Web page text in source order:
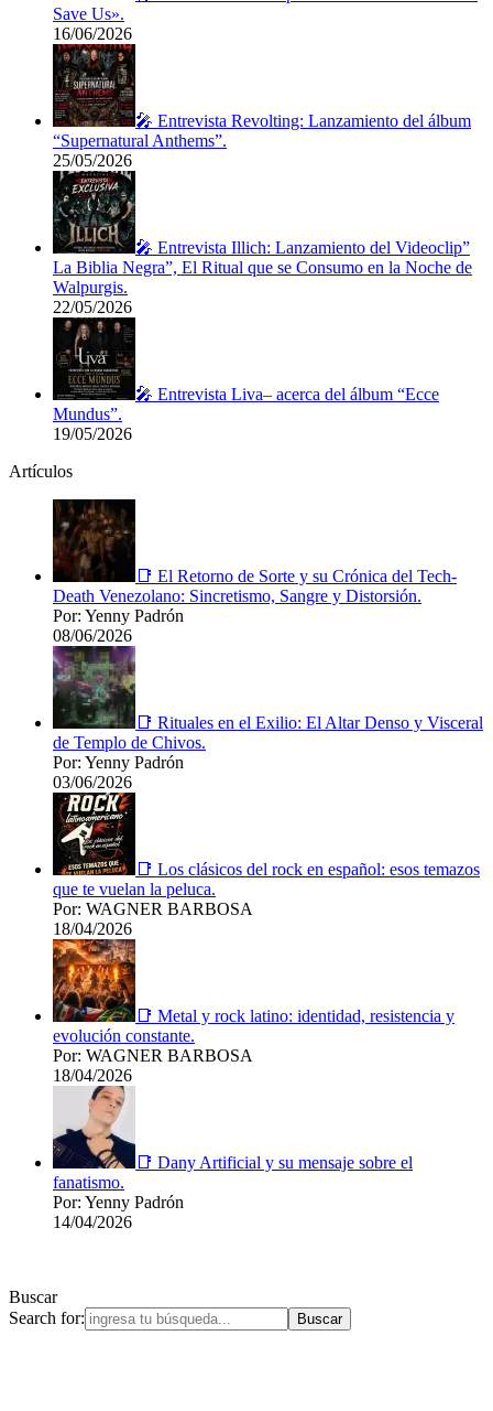
Save Us».
16/06/2026
🎤 Entrevista Revolting: Lanzamiento del álbum
“Supernatural Anthems”.
25/05/2026
🎤 Entrevista Illich: Lanzamiento del Videoclip”
La Biblia Negra”, El Ritual que se Consumo en la Noche de
Walpurgis.
22/05/2026
🎤 Entrevista Liva– acerca del álbum “Ecce
Mundus”.
19/05/2026
Artículos
📑 El Retorno de Sorte y su Crónica del Tech-
Death Venezolano: Sincretismo, Sangre y Distorsión.
Por: Yenny Padrón
08/06/2026
📑 Rituales en el Exilio: El Altar Denso y Visceral
de Templo de Chivos.
Por: Yenny Padrón
03/06/2026
📑 Los clásicos del rock en español: esos temazos
que te vuelan la peluca.
Por: WAGNER BARBOSA
18/04/2026
📑 Metal y rock latino: identidad, resistencia y
evolución constante.
Por: WAGNER BARBOSA
18/04/2026
📑 Dany Artificial y su mensaje sobre el
fanatismo.
Por: Yenny Padrón
14/04/2026
Buscar
Search for: